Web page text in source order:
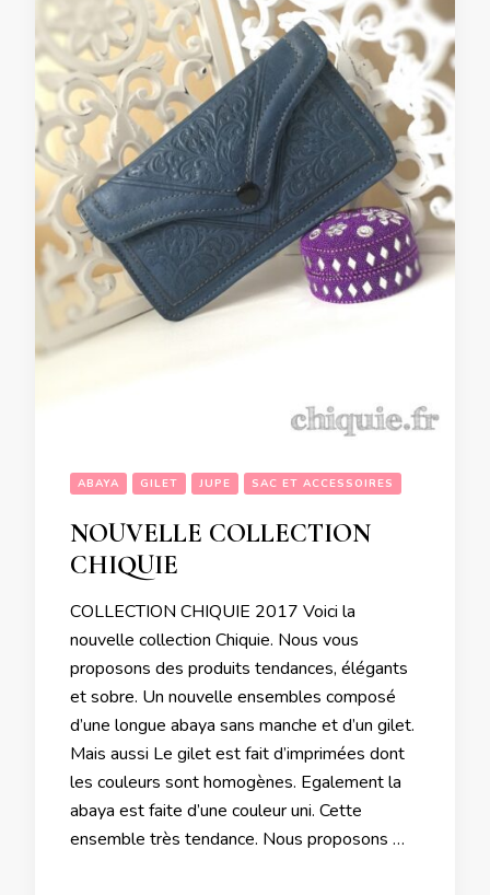
ABAYA GILET JUPE SAC ET ACCESSOIRES
NOUVELLE COLLECTION
CHIQUIE
COLLECTION CHIQUIE 2017 Voici la
nouvelle collection Chiquie. Nous vous
proposons des produits tendances, élégants
et sobre. Un nouvelle ensembles composé
d’une longue abaya sans manche et d’un gilet.
Mais aussi Le gilet est fait d’imprimées dont
les couleurs sont homogènes. Egalement la
abaya est faite d’une couleur uni. Cette
ensemble très tendance. Nous proposons …